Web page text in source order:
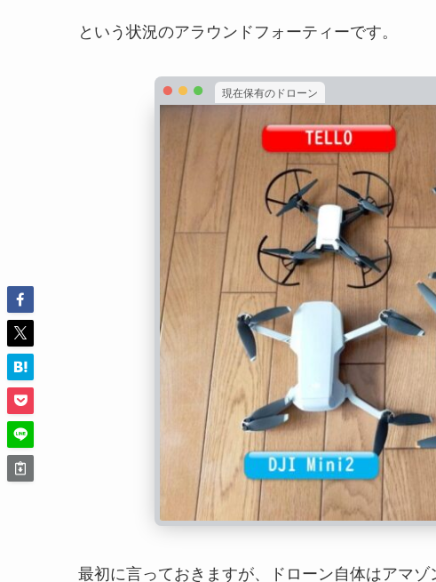
という状況のアラウンドフォーティーです。
現在保有のドローン
最初に言っておきますが、ドローン自体はアマ